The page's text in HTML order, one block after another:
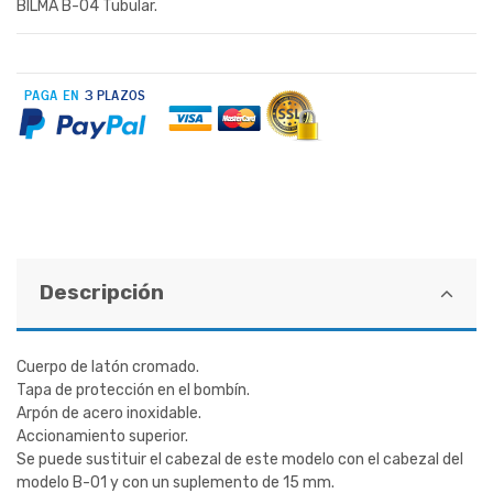
BILMA B-04 Tubular.
Descripción
Cuerpo de latón cromado.
Tapa de protección en el bombín.
Arpón de acero inoxidable.
Accionamiento superior.
Se puede sustituir el cabezal de este modelo con el cabezal del
modelo B-01 y con un suplemento de 15 mm.